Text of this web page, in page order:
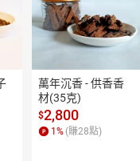
，與實際商品顏色可能
換貨或退貨，謝
萬年沉香 - 供香香
材(35克)
$2,800
1 % (賺28點)